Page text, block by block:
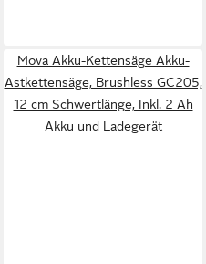
Mova Akku-Kettensäge Akku-
Astkettensäge, Brushless GC205,
12 cm Schwertlänge, Inkl. 2 Ah
Akku und Ladegerät